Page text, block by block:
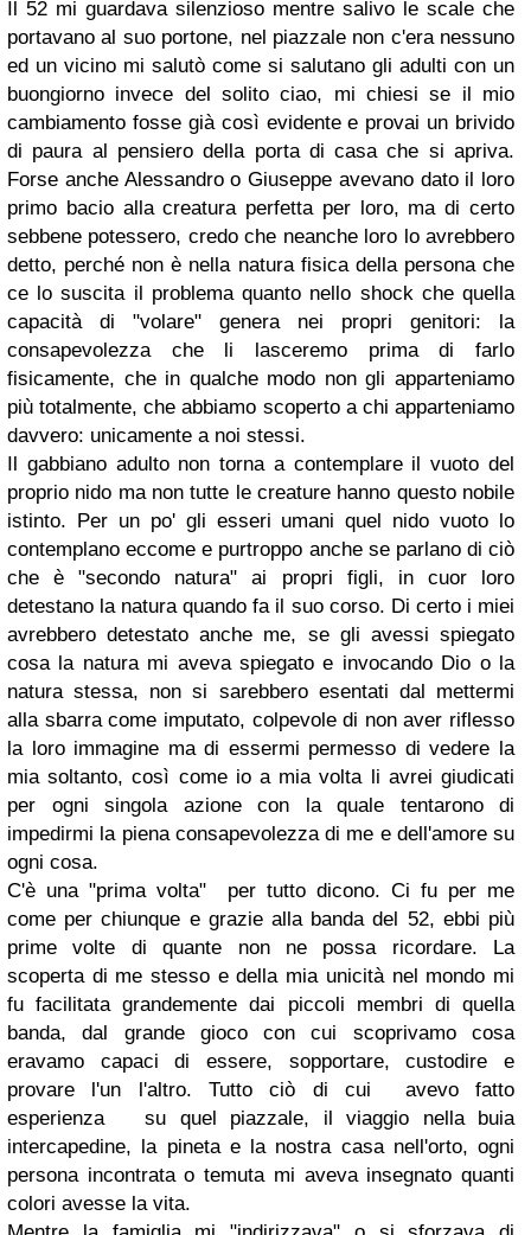
Il 52 mi guardava silenzioso mentre salivo le scale che
portavano al suo portone, nel piazzale non c'era nessuno
ed un vicino mi salutò come si salutano gli adulti con un
buongiorno invece del solito ciao, mi chiesi se il mio
cambiamento fosse già così evidente e provai un brivido
di paura al pensiero della porta di casa che si apriva.
Forse anche Alessandro o Giuseppe avevano dato il loro
primo bacio alla creatura perfetta per loro, ma di certo
sebbene potessero, credo che neanche loro lo avrebbero
detto, perché non è nella natura fisica della persona che
ce lo suscita il problema quanto nello shock che quella
capacità di "volare" genera nei propri genitori: la
consapevolezza che li lasceremo prima di farlo
fisicamente, che in qualche modo non gli apparteniamo
più totalmente, che abbiamo scoperto a chi apparteniamo
davvero: unicamente a noi stessi.
Il gabbiano adulto non torna a contemplare il vuoto del
proprio nido ma non tutte le creature hanno questo nobile
istinto. Per un po' gli esseri umani quel nido vuoto lo
contemplano eccome e purtroppo anche se parlano di ciò
che è "secondo natura" ai propri figli, in cuor loro
detestano la natura quando fa il suo corso. Di certo i miei
avrebbero detestato anche me, se gli avessi spiegato
cosa la natura mi aveva spiegato e invocando Dio o la
natura stessa, non si sarebbero esentati dal mettermi
alla sbarra come imputato, colpevole di non aver riflesso
la loro immagine ma di essermi permesso di vedere la
mia soltanto, così come io a mia volta li avrei giudicati
per ogni singola azione con la quale tentarono di
impedirmi la piena consapevolezza di me e dell'amore su
ogni cosa.
C'è una "prima volta" per tutto dicono. Ci fu per me
come per chiunque e grazie alla banda del 52, ebbi più
prime volte di quante non ne possa ricordare. La
scoperta di me stesso e della mia unicità nel mondo mi
fu facilitata grandemente dai piccoli membri di quella
banda, dal grande gioco con cui scoprivamo cosa
eravamo capaci di essere, sopportare, custodire e
provare l'un l'altro. Tutto ciò di cui avevo fatto
esperienza su quel piazzale, il viaggio nella buia
intercapedine, la pineta e la nostra casa nell'orto, ogni
persona incontrata o temuta mi aveva insegnato quanti
colori avesse la vita.